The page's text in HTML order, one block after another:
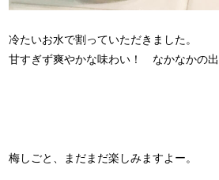
冷たいお水で割っていただきました。
甘すぎず爽やかな味わい！ なかなかの
梅しごと、まだまだ楽しみますよー。